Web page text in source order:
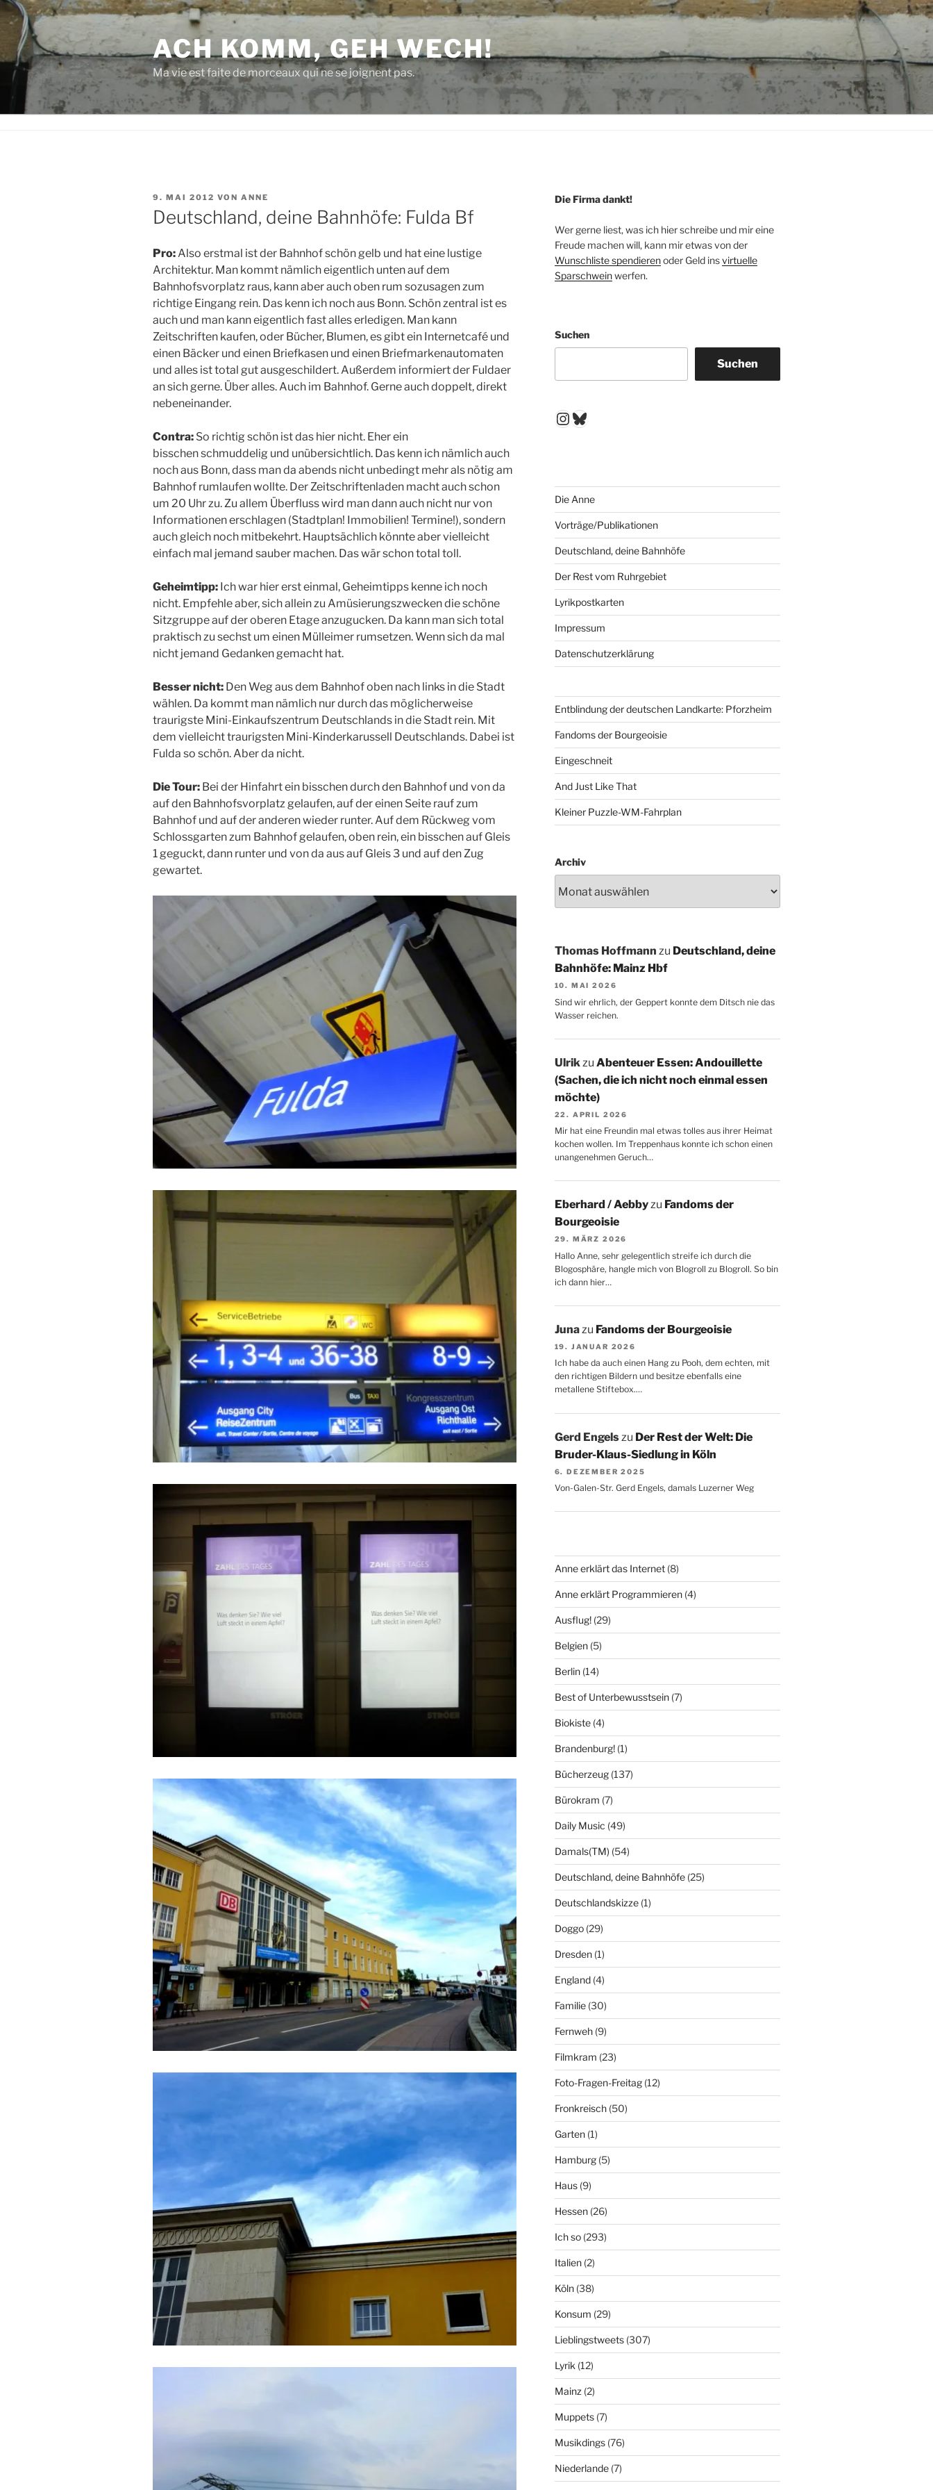
Zum
Inhalt
springen
ACH KOMM, GEH WECH!
Ma vie est faite de morceaux qui ne se joignent pas.
VERÖFFENTLICHT
AM
9. MAI 2012 VON ANNE
Deutschland, deine Bahnhöfe: Fulda Bf
Pro:Also erstmal ist der Bahnhof schön gelb und hat eine lustige
Architektur. Man kommt nämlich eigentlich unten auf dem
Bahnhofsvorplatz raus, kann aber auch oben rum sozusagen zum
richtige Eingang rein. Das kenn ich noch aus Bonn. Schön zentral ist es
auch und man kann eigentlich fast alles erledigen. Man kann
Zeitschriften kaufen, oder Bücher, Blumen, es gibt ein Internetcafé und
einen Bäcker und einen Briefkasen und einen Briefmarkenautomaten
und alles ist total gut ausgeschildert. Außerdem informiert der Fuldaer
an sich gerne. Über alles. Auch im Bahnhof. Gerne auch doppelt, direkt
nebeneinander.
Contra: So richtig schön ist das hier nicht. Eher ein
bisschen schmuddelig und unübersichtlich. Das kenn ich nämlich auch
noch aus Bonn, dass man da abends nicht unbedingt mehr als nötig am
Bahnhof rumlaufen wollte. Der Zeitschriftenladen macht auch schon
um 20 Uhr zu. Zu allem Überfluss wird man dann auch nicht nur von
Informationen erschlagen (Stadtplan! Immobilien! Termine!), sondern
auch gleich noch mitbekehrt. Hauptsächlich könnte aber vielleicht
einfach mal jemand sauber machen. Das wär schon total toll.
Geheimtipp: Ich war hier erst einmal, Geheimtipps kenne ich noch
nicht. Empfehle aber, sich allein zu Amüsierungszwecken die schöne
Sitzgruppe auf der oberen Etage anzugucken. Da kann man sich total
praktisch zu sechst um einen Mülleimer rumsetzen. Wenn sich da mal
nicht jemand Gedanken gemacht hat.
Besser nicht: Den Weg aus dem Bahnhof oben nach links in die Stadt
wählen. Da kommt man nämlich nur durch das möglicherweise
traurigste Mini-Einkaufszentrum Deutschlands in die Stadt rein. Mit
dem vielleicht traurigsten Mini-Kinderkarussell Deutschlands. Dabei ist
Fulda so schön. Aber da nicht.
Die Tour: Bei der Hinfahrt ein bisschen durch den Bahnhof und von da
auf den Bahnhofsvorplatz gelaufen, auf der einen Seite rauf zum
Bahnhof und auf der anderen wieder runter. Auf dem Rückweg vom
Schlossgarten zum Bahnhof gelaufen, oben rein, ein bisschen auf Gleis
1 geguckt, dann runter und von da aus auf Gleis 3 und auf den Zug
gewartet.
Die Firma dankt!
Wer gerne liest, was ich hier schreibe und mir eine
Freude machen will, kann mir etwas von der
Wunschliste spendierenoder Geld insvirtuelle
Sparschweinwerfen.
Suchen
Suchen
Instagram
Bluesky
Die Anne
Vorträge/Publikationen
Deutschland, deine Bahnhöfe
Der Rest vom Ruhrgebiet
Lyrikpostkarten
Impressum
Datenschutzerklärung
Entblindung der deutschen Landkarte: Pforzheim
Fandoms der Bourgeoisie
Eingeschneit
And Just Like That
Kleiner Puzzle-WM-Fahrplan
Archiv
Thomas Hoffmann zu Deutschland, deine
Bahnhöfe: Mainz Hbf
10. MAI 2026
Sind wir ehrlich, der Geppert konnte dem Ditsch nie das
Wasser reichen.
Ulrikzu Abenteuer Essen: Andouillette
(Sachen, die ich nicht noch einmal essen
möchte)
22. APRIL 2026
Mir hat eine Freundin mal etwas tolles aus ihrer Heimat
kochen wollen. Im Treppenhaus konnte ich schon einen
unangenehmen Geruch…
Eberhard / Aebbyzu Fandoms der
Bourgeoisie
29. MÄRZ 2026
Hallo Anne, sehr gelegentlich streife ich durch die
Blogosphäre, hangle mich von Blogroll zu Blogroll. So bin
ich dann hier…
Junazu Fandoms der Bourgeoisie
19. JANUAR 2026
Ich habe da auch einen Hang zu Pooh, dem echten, mit
den richtigen Bildern und besitze ebenfalls eine
metallene Stiftebox.…
Gerd Engelszu Der Rest der Welt: Die
Bruder-Klaus-Siedlung in Köln
6. DEZEMBER 2025
Von-Galen-Str. Gerd Engels, damals Luzerner Weg
Anne erklärt das Internet(8)
Anne erklärt Programmieren(4)
Ausflug!(29)
Belgien(5)
Berlin(14)
Best of Unterbewusstsein(7)
Biokiste(4)
Brandenburg!(1)
Bücherzeug(137)
Bürokram (7)
Daily Music (49)
Damals(TM) (54)
Deutschland, deine Bahnhöfe(25)
Deutschlandskizze(1)
Doggo(29)
Dresden(1)
England(4)
Familie(30)
Fernweh(9)
Filmkram (23)
Foto-Fragen-Freitag(12)
Fronkreisch(50)
Garten(1)
Hamburg(5)
Haus(9)
Hessen(26)
Ich so(293)
Italien(2)
Köln(38)
Konsum (29)
Lieblingstweets(307)
Lyrik (12)
Mainz (2)
Muppets(7)
Musikdings(76)
Niederlande(7)